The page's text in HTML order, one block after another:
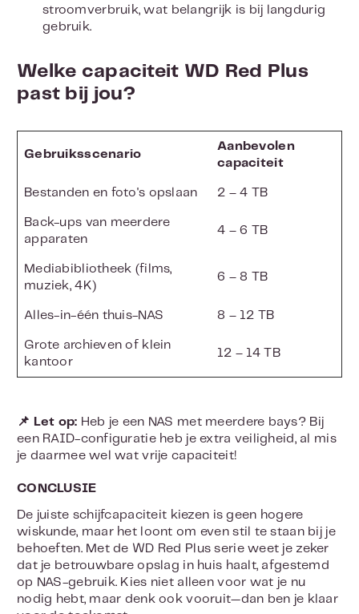
stroomverbruik, wat belangrijk is bij langdurig
gebruik.
Welke capaciteit WD Red Plus
past bij jou?
Gebruiksscenario
Aanbevolen
capaciteit
Bestanden en foto's opslaan 2 – 4 TB
Back-ups van meerdere
apparaten
4 – 6 TB
Mediabibliotheek (films,
muziek, 4K)
6 – 8 TB
Alles-in-één thuis-NAS 8 – 12 TB
Grote archieven of klein
kantoor
12 – 14 TB
📌 Let op: Heb je een NAS met meerdere bays? Bij
een RAID-configuratie heb je extra veiligheid, al mis
je daarmee wel wat vrije capaciteit!
CONCLUSIE
De juiste schijfcapaciteit kiezen is geen hogere
wiskunde, maar het loont om even stil te staan bij je
behoeften. Met de WD Red Plus serie weet je zeker
dat je betrouwbare opslag in huis haalt, afgestemd
op NAS-gebruik. Kies niet alleen voor wat je nu
nodig hebt, maar denk ook vooruit—dan ben je klaar